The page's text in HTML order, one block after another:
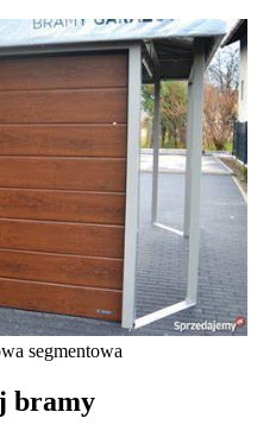
segmentowa
bramy